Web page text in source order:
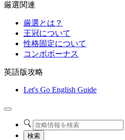
厳選関連
厳選とは？
王冠について
性格固定について
コンボボーナス
英語版攻略
Let's Go English Guide
検索